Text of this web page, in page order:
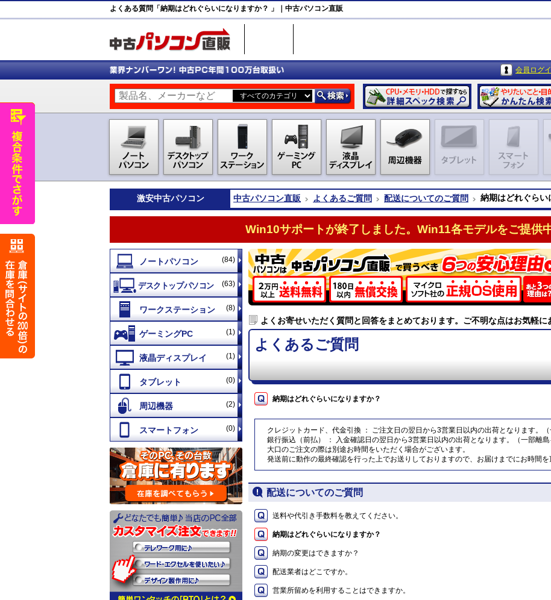
よくある質問「納期はどれぐらいになりますか？ 」｜中古パソコン直販
会員ログ
激安中古パソコン 中古パソコン直販 よくあるご質問 配送についてのご質問 納期はどれぐらい
Win10サポートが終了しました。Win11各モデルをご提供
(84)
(63)
(8)
(1)
(1)
(0)
(2)
(0)
よくお寄せいただく質問と回答をまとめております。ご不明な点はお気軽に
よくあるご質問
納期はどれぐらいになりますか？
クレジットカード、代金引換 ： ご注文日の翌日から3営業日以内の出荷となります。（
銀行振込（前払） ： 入金確認日の翌日から3営業日以内の出荷となります。（一部離島
大口のご注文の際は別途お時間をいただく場合がございます。
発送前に動作の最終確認を行った上でお送りしておりますので、お届けまでにお時間を
配送についてのご質問
送料や代引き手数料を教えてください。
納期はどれぐらいになりますか？
納期の変更はできますか？
配送業者はどこですか。
営業所留めを利用することはできますか。